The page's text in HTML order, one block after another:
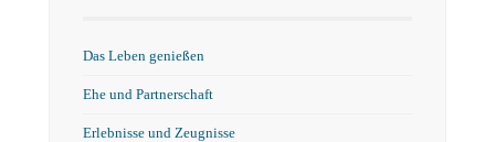
Das Leben genießen
Ehe und Partnerschaft
Erlebnisse und Zeugnisse